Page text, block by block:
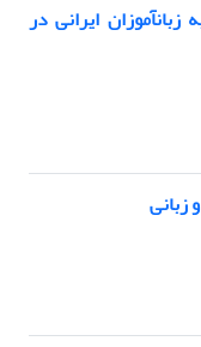
ایرانی در
زبانی